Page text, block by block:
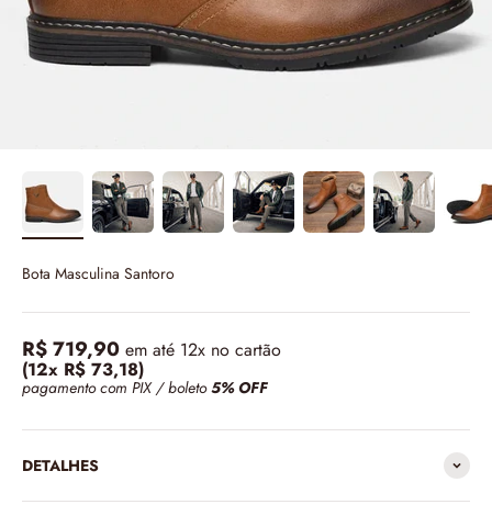
Bota Masculina Santoro
R$ 719,90 em até 12x no cartão
(12x R$ 73,18)
pagamento com PIX / boleto5% OFF
DETALHES